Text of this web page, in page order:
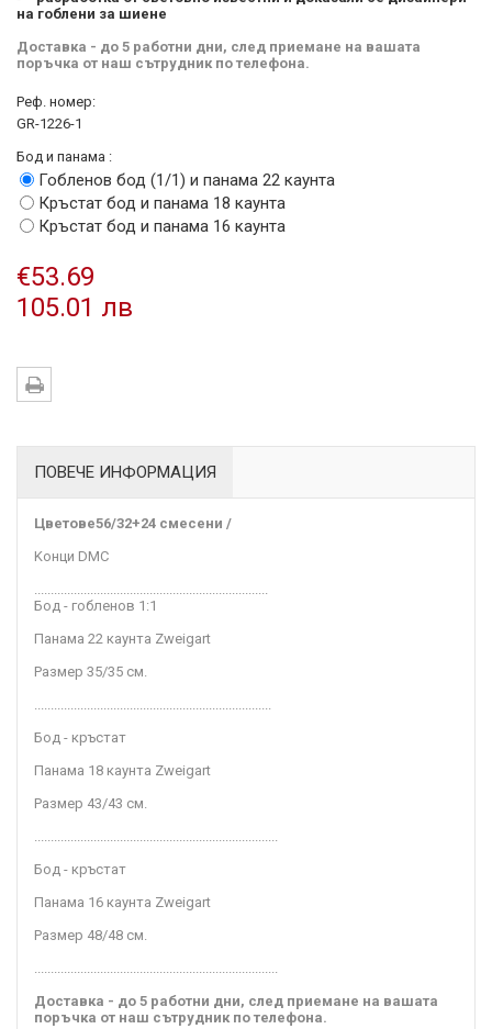
на гоблени за шиене
Доставка - до 5 работни дни, след приемане на вашата
поръчка от наш сътрудник по телефона.
Реф. номер:
GR-1226-1
Бод и панама :
Гобленов бод (1/1) и панама 22 каунта
Кръстат бод и панама 18 каунта
Кръстат бод и панама 16 каунта
€53.69
105.01 лв
ПОВЕЧЕ ИНФОРМАЦИЯ
Цветове56/32+24 смесени /
Kонци DMC
.......................................................................
Бод - гобленов 1:1
Панама 22 каунта Zweigart
Размер 35/35 см.
........................................................................
Бод - кръстат
Панама 18 каунта Zweigart
Размер 43/43 см.
..........................................................................
Бод - кръстат
Панама 16 каунта Zweigart
Размер 48/48 см.
..........................................................................
Доставка - до 5 работни дни, след приемане на вашата
поръчка от наш сътрудник по телефона.